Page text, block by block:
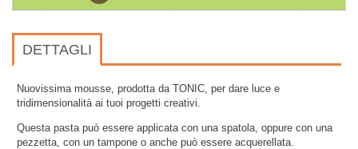
DETTAGLI
Nuovissima mousse, prodotta da TONIC, per dare luce e
tridimensionalità ai tuoi progetti creativi.
Questa pasta può essere applicata con una spatola, oppure con una
pezzetta, con un tampone o anche può essere acquerellata.